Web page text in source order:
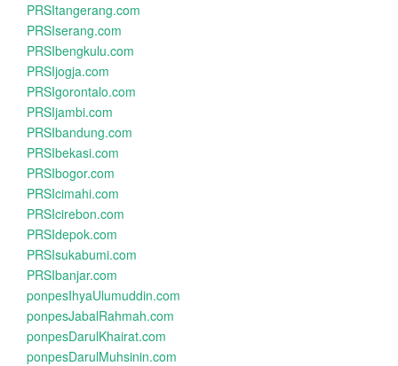
PRSItangerang.com
PRSIserang.com
PRSIbengkulu.com
PRSIjogja.com
PRSIgorontalo.com
PRSIjambi.com
PRSIbandung.com
PRSIbekasi.com
PRSIbogor.com
PRSIcimahi.com
PRSIcirebon.com
PRSIdepok.com
PRSIsukabumi.com
PRSIbanjar.com
ponpesIhyaUlumuddin.com
ponpesJabalRahmah.com
ponpesDarulKhairat.com
ponpesDarulMuhsinin.com